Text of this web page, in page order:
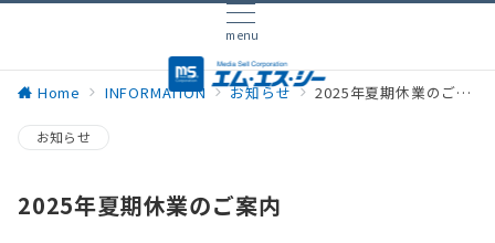
menu
Home INFORMATION お知らせ 2025年夏期休業のご案内
お知らせ
2025年夏期休業のご案内